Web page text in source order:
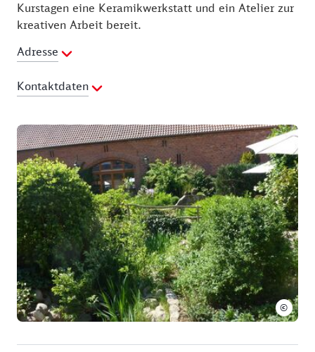
Kurstagen eine Keramikwerkstatt und ein Atelier zur
kreativen Arbeit bereit.
Adresse
Kontaktdaten
Fax:033082-40251
E-Mail Adresse:info@kuenstlerhof-roofensee.de
Webseite:https://kuenstlerhof-roofensee.de/
©